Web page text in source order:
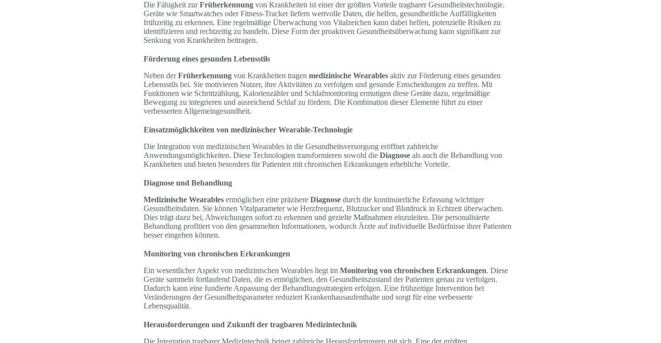
Die Fähigkeit zurFrüherkennung von Krankheiten ist einer der größten Vorteile tragbarer Gesundheitstechnologie.
Geräte wie Smartwatches oder Fitness-Tracker liefern wertvolle Daten, die helfen, gesundheitliche Auffälligkeiten
frühzeitig zu erkennen. Eine regelmäßige Überwachung von Vitalzeichen kann dabei helfen, potenzielle Risiken zu
identifizieren und rechtzeitig zu handeln. Diese Form der proaktiven Gesundheitsüberwachung kann signifikant zur
Senkung von Krankheiten beitragen.
Förderung eines gesunden Lebensstils
Neben derFrüherkennung von Krankheiten tragen medizinische Wearables aktiv zur Förderung eines gesunden
Lebensstils bei. Sie motivieren Nutzer, ihre Aktivitäten zu verfolgen und gesunde Entscheidungen zu treffen. Mit
Funktionen wie Schrittzählung, Kalorienzähler und Schlafmonitoring ermutigen diese Geräte dazu, regelmäßige
Bewegung zu integrieren und ausreichend Schlaf zu fördern. Die Kombination dieser Elemente führt zu einer
verbesserten Allgemeingesundheit.
Einsatzmöglichkeiten von medizinischer Wearable-Technologie
Die Integration von medizinischen Wearables in die Gesundheitsversorgung eröffnet zahlreiche
Anwendungsmöglichkeiten. Diese Technologien transformieren sowohl die Diagnose als auch die Behandlung von
Krankheiten und bieten besonders für Patienten mit chronischen Erkrankungen erhebliche Vorteile.
Diagnose und Behandlung
Medizinische Wearables ermöglichen eine präzisere Diagnose durch die kontinuierliche Erfassung wichtiger
Gesundheitsdaten. Sie können Vitalparameter wie Herzfrequenz, Blutzucker und Blutdruck in Echtzeit überwachen.
Dies trägt dazu bei, Abweichungen sofort zu erkennen und gezielte Maßnahmen einzuleiten. Die personalisierte
Behandlung profitiert von den gesammelten Informationen, wodurch Ärzte auf individuelle Bedürfnisse ihrer Patienten
besser eingehen können.
Monitoring von chronischen Erkrankungen
Ein wesentlicher Aspekt von medizinischen Wearables liegt im Monitoring von chronischen Erkrankungen. Diese
Geräte sammeln fortlaufend Daten, die es ermöglichen, den Gesundheitszustand der Patienten genau zu verfolgen.
Dadurch kann eine fundierte Anpassung der Behandlungsstrategien erfolgen. Eine frühzeitige Intervention bei
Veränderungen der Gesundheitsparameter reduziert Krankenhausaufenthalte und sorgt für eine verbesserte
Lebensqualität.
Herausforderungen und Zukunft der tragbaren Medizintechnik
Die Integration tragbarer Medizintechnik bringt zahlreiche Herausforderungen mit sich. Eine der größten